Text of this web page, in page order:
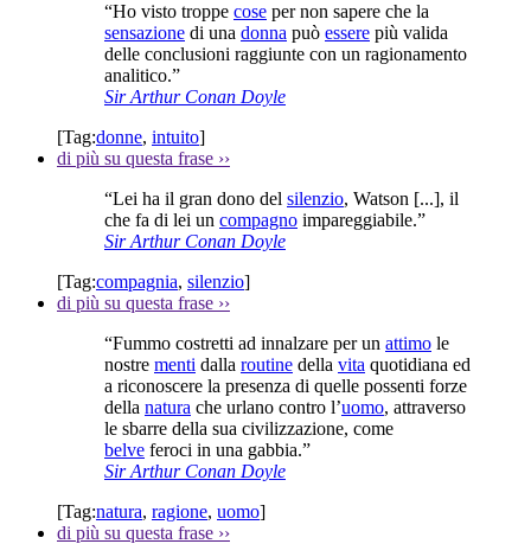
“Ho visto troppe cose per non sapere che la
sensazione di una donna può essere più valida
delle conclusioni raggiunte con un ragionamento
analitico.”
Sir Arthur Conan Doyle
[Tag:donne, intuito]
di più su questa frase ››
“Lei ha il gran dono del silenzio, Watson [...], il
che fa di lei un compagno impareggiabile.”
Sir Arthur Conan Doyle
[Tag:compagnia, silenzio]
di più su questa frase ››
“Fummo costretti ad innalzare per un attimo le
nostre menti dalla routine della vita quotidiana ed
a riconoscere la presenza di quelle possenti forze
della natura che urlano contro l’uomo, attraverso
le sbarre della sua civilizzazione, come
belve feroci in una gabbia.”
Sir Arthur Conan Doyle
[Tag:natura, ragione, uomo]
di più su questa frase ››